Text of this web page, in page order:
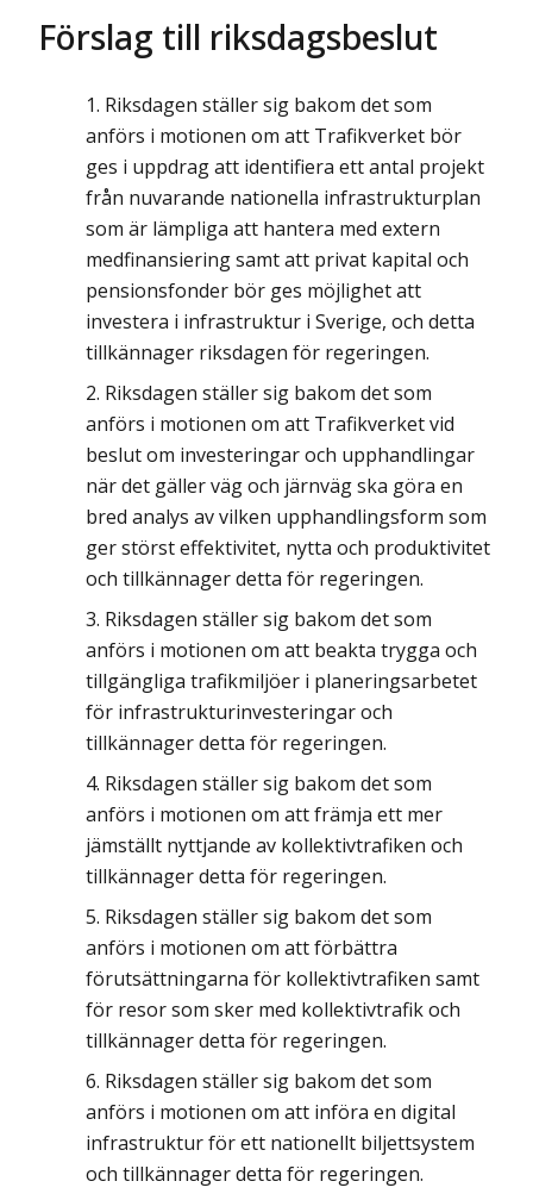
Förslag till riksdagsbeslut
Riksdagen ställer sig bakom det som
anförs i motionen om att Trafikverket bör
ges i uppdrag att identifiera ett antal projekt
från nuvarande nationella infrastrukturplan
som är lämpliga att hantera med extern
medfinansiering samt att privat kapital och
pensionsfonder bör ges möjlighet att
investera i infrastruktur i Sverige, och detta
tillkännager riksdagen för regeringen.
Riksdagen ställer sig bakom det som
anförs i motionen om att Trafikverket vid
beslut om investeringar och upphandlingar
när det gäller väg och järnväg ska göra en
bred analys av vilken upphandlingsform som
ger störst effektivitet, nytta och produktivitet
och tillkännager detta för regeringen.
Riksdagen ställer sig bakom det som
anförs i motionen om att beakta trygga och
tillgängliga trafikmiljöer i planeringsarbetet
för infrastrukturinvesteringar och
tillkännager detta för regeringen.
Riksdagen ställer sig bakom det som
anförs i motionen om att främja ett mer
jämställt nyttjande av kollektivtrafiken och
tillkännager detta för regeringen.
Riksdagen ställer sig bakom det som
anförs i motionen om att förbättra
förutsättningarna för kollektivtrafiken samt
för resor som sker med kollektivtrafik och
tillkännager detta för regeringen.
Riksdagen ställer sig bakom det som
anförs i motionen om att införa en digital
infrastruktur för ett nationellt biljettsystem
och tillkännager detta för regeringen.